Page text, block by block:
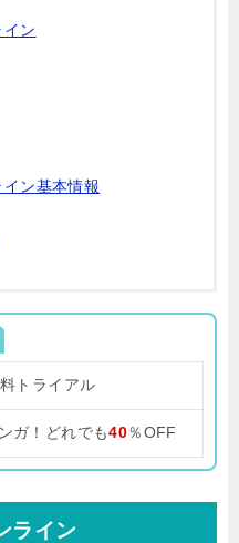
ン
ン基本情報
トライアル
ガ！どれでも40％OFF
ライン